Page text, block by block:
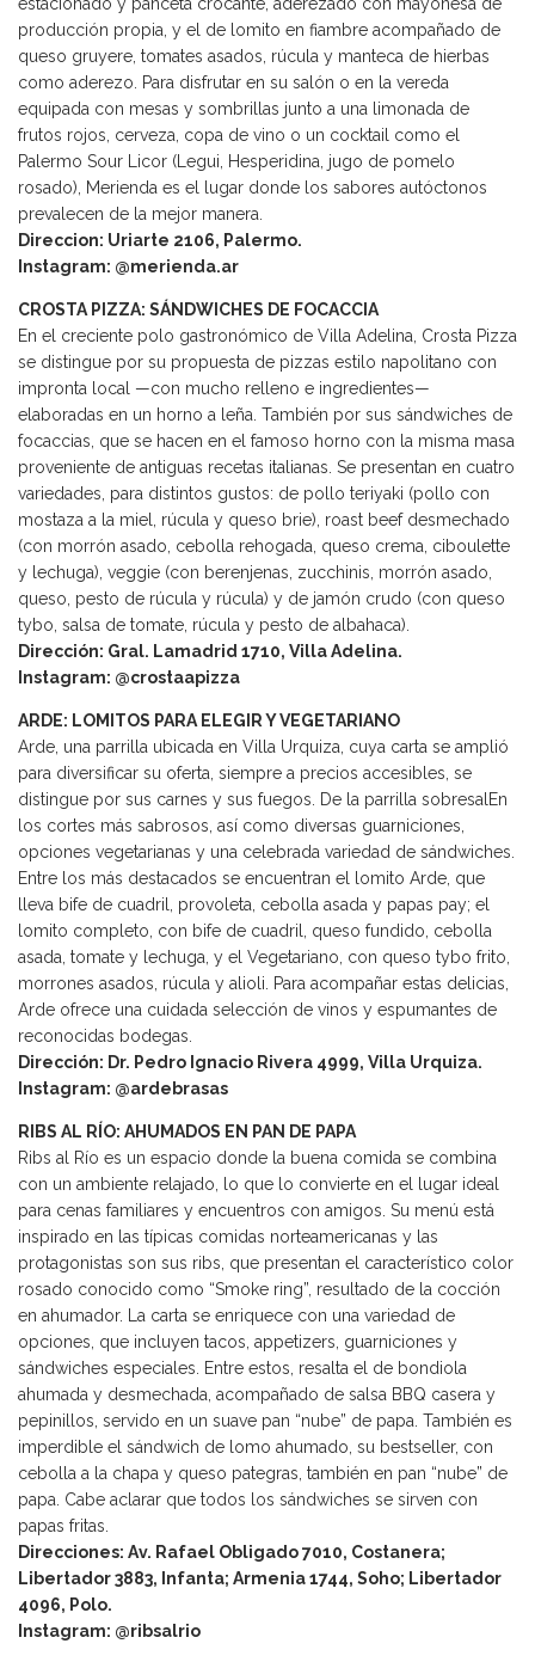
estacionado y panceta crocante, aderezado con mayonesa de
producción propia, y el de lomito en fiambre acompañado de
queso gruyere, tomates asados, rúcula y manteca de hierbas
como aderezo. Para disfrutar en su salón o en la vereda
equipada con mesas y sombrillas junto a una limonada de
frutos rojos, cerveza, copa de vino o un cocktail como el
Palermo Sour Licor (Legui, Hesperidina, jugo de pomelo
rosado), Merienda es el lugar donde los sabores autóctonos
prevalecen de la mejor manera.
Direccion: Uriarte 2106, Palermo.
Instagram: @merienda.ar
CROSTA PIZZA: SÁNDWICHES DE FOCACCIA
En el creciente polo gastronómico de Villa Adelina, Crosta Pizza
se distingue por su propuesta de pizzas estilo napolitano con
impronta local —con mucho relleno e ingredientes—
elaboradas en un horno a leña. También por sus sándwiches de
focaccias, que se hacen en el famoso horno con la misma masa
proveniente de antiguas recetas italianas. Se presentan en cuatro
variedades, para distintos gustos: de pollo teriyaki (pollo con
mostaza a la miel, rúcula y queso brie), roast beef desmechado
(con morrón asado, cebolla rehogada, queso crema, ciboulette
y lechuga), veggie (con berenjenas, zucchinis, morrón asado,
queso, pesto de rúcula y rúcula) y de jamón crudo (con queso
tybo, salsa de tomate, rúcula y pesto de albahaca).
Dirección: Gral. Lamadrid 1710, Villa Adelina.
Instagram: @crostaapizza
ARDE: LOMITOS PARA ELEGIR Y VEGETARIANO
Arde, una parrilla ubicada en Villa Urquiza, cuya carta se amplió
para diversificar su oferta, siempre a precios accesibles, se
distingue por sus carnes y sus fuegos. De la parrilla sobresalEn
los cortes más sabrosos, así como diversas guarniciones,
opciones vegetarianas y una celebrada variedad de sándwiches.
Entre los más destacados se encuentran el lomito Arde, que
lleva bife de cuadril, provoleta, cebolla asada y papas pay; el
lomito completo, con bife de cuadril, queso fundido, cebolla
asada, tomate y lechuga, y el Vegetariano, con queso tybo frito,
morrones asados, rúcula y alioli. Para acompañar estas delicias,
Arde ofrece una cuidada selección de vinos y espumantes de
reconocidas bodegas.
Dirección: Dr. Pedro Ignacio Rivera 4999, Villa Urquiza.
Instagram: @ardebrasas
RIBS AL RÍO: AHUMADOS EN PAN DE PAPA
Ribs al Río es un espacio donde la buena comida se combina
con un ambiente relajado, lo que lo convierte en el lugar ideal
para cenas familiares y encuentros con amigos. Su menú está
inspirado en las típicas comidas norteamericanas y las
protagonistas son sus ribs, que presentan el característico color
rosado conocido como “Smoke ring”, resultado de la cocción
en ahumador. La carta se enriquece con una variedad de
opciones, que incluyen tacos, appetizers, guarniciones y
sándwiches especiales. Entre estos, resalta el de bondiola
ahumada y desmechada, acompañado de salsa BBQ casera y
pepinillos, servido en un suave pan “nube” de papa. También es
imperdible el sándwich de lomo ahumado, su bestseller, con
cebolla a la chapa y queso pategras, también en pan “nube” de
papa. Cabe aclarar que todos los sándwiches se sirven con
papas fritas.
Direcciones: Av. Rafael Obligado 7010, Costanera;
Libertador 3883, Infanta; Armenia 1744, Soho; Libertador
4096, Polo.
Instagram: @ribsalrio